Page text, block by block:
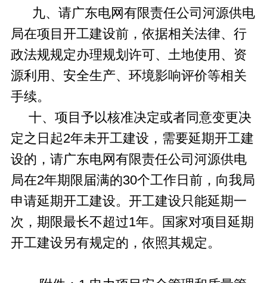
九、请广东电网有限责任公司河源供电
局在项目开工建设前，依据相关法律、行
政法规规定办理规划许可、土地使用、资
源利用、安全生产、环境影响评价等相关
手续。
十、项目予以核准决定或者同意变更决
定之日起2年未开工建设，需要延期开工建
设的，请广东电网有限责任公司河源供电
局在2年期限届满的30个工作日前，向我局
申请延期开工建设。开工建设只能延期一
次，期限最长不超过1年。国家对项目延期
开工建设另有规定的，依照其规定。